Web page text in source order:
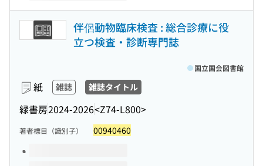
伴侶動物臨床検査 : 総合診療に役
立つ検査・診断専門誌
紙 雑誌 雑誌タイトル
緑書房2024-2026<Z74-L800>
国立国会図書館
著者標目（識別子） 00940460
このタイトルの巻号